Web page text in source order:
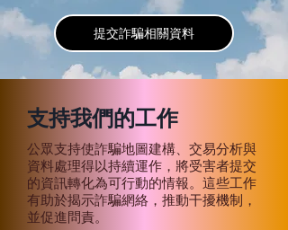
提交詐騙相關資料
支持我們的工作
公眾支持使詐騙地圖建構、交易分析與
資料處理得以持續運作，將受害者提交
的資訊轉化為可行動的情報。這些工作
有助於揭示詐騙網絡，推動干擾機制，
並促進問責。